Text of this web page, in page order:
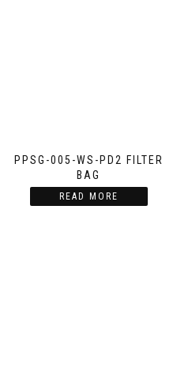
PPSG-005-WS-PD2 FILTER
BAG
READ MORE